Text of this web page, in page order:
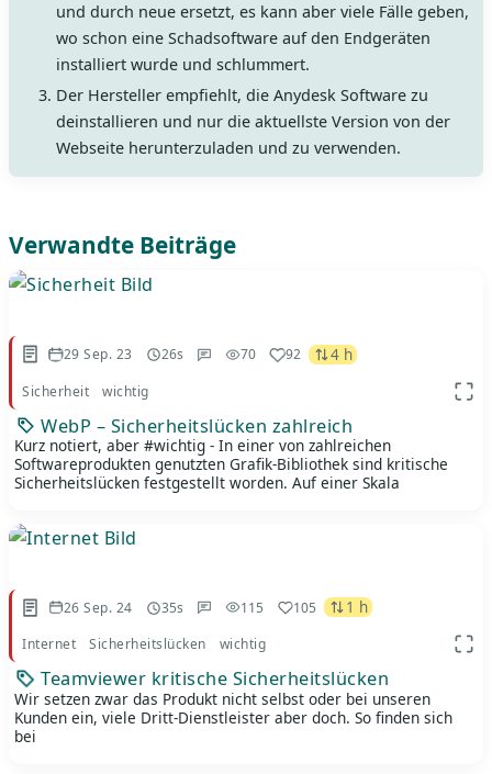
und durch neue ersetzt, es kann aber viele Fälle geben,
wo schon eine Schadsoftware auf den Endgeräten
installiert wurde und schlummert.
Der Hersteller empfiehlt, die Anydesk Software zu
deinstallieren und nur die aktuellste Version von der
Webseite herunterzuladen und zu verwenden.
Verwandte Beiträge
29 Sep. 23 26s 70 92 4 h
Sicherheit wichtig
WebP – Sicherheitslücken zahlreich
Kurz notiert, aber #wichtig - In einer von zahlreichen
Softwareprodukten genutzten Grafik-Bibliothek sind kritische
Sicherheitslücken festgestellt worden. Auf einer Skala
26 Sep. 24 35s 115 105 1 h
Internet Sicherheitslücken wichtig
Teamviewer kritische Sicherheitslücken
Wir setzen zwar das Produkt nicht selbst oder bei unseren
Kunden ein, viele Dritt-Dienstleister aber doch. So finden sich
bei